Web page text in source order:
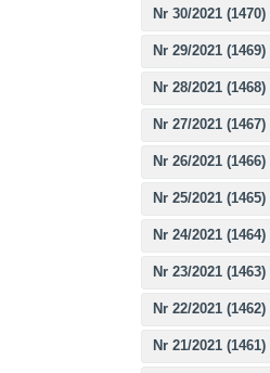
Nr 30/2021 (1470)
Nr 29/2021 (1469)
Nr 28/2021 (1468)
Nr 27/2021 (1467)
Nr 26/2021 (1466)
Nr 25/2021 (1465)
Nr 24/2021 (1464)
Nr 23/2021 (1463)
Nr 22/2021 (1462)
Nr 21/2021 (1461)